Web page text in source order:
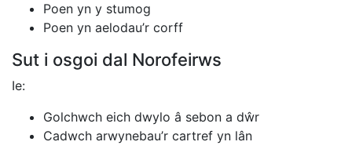
Poen yn y stumog
Poen yn aelodau’r corff
Sut i osgoi dal Norofeirws
Ie:
Golchwch eich dwylo â sebon a dŵr
Cadwch arwynebau’r cartref yn lân